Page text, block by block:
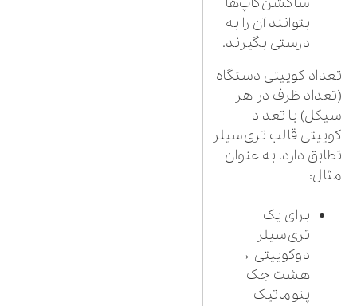
بتوانند آن را به
درستی بگیرند.
تعداد کوییتی دستگاه
(تعداد ظرف در هر
سیکل) با تعداد
کوییتی قالب تری‌سیلر
تطابق دارد. به عنوان
مثال:
برای یک
تری‌سیلر
دو‌کوییتی →
هشت جک
پنوماتیک